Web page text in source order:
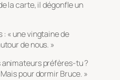
la carte, il dégonfle un
: « une vingtaine de
de nous. »
animateurs préfères-tu ?
pour dormir Bruce. »